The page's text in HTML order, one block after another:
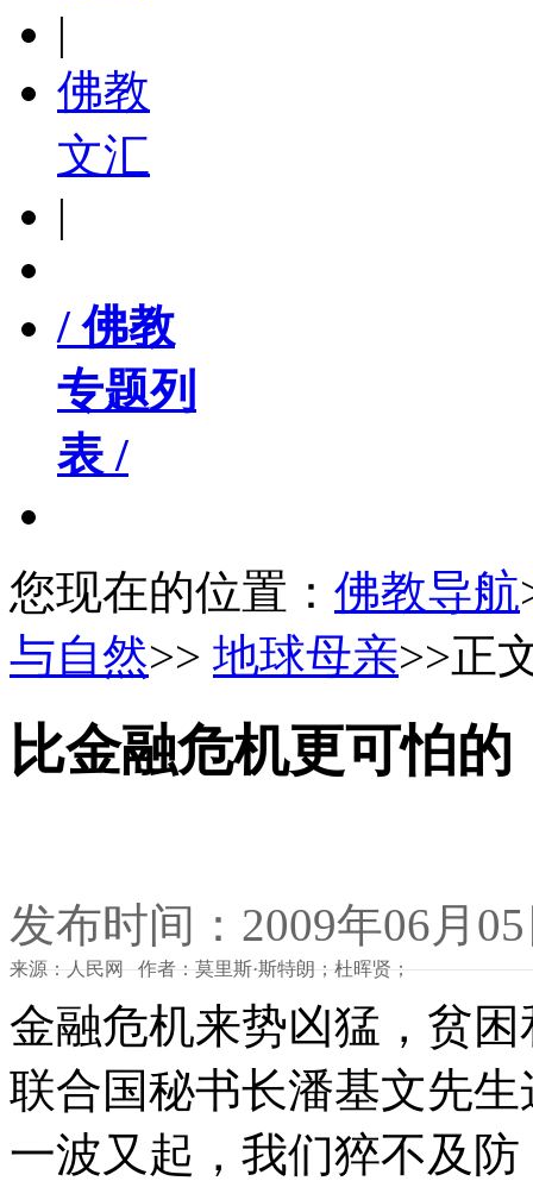
|
佛教
文汇
|
/ 佛教
专题列
表 /
您现在的位置： 佛教导航
与自然>> 地球母亲>>正
比金融危机更可怕的
发布时间：2009年06月
来源：人民网 作者：莫里斯·斯特朗；杜晖贤；
金融危机来势凶猛，贫
联合国秘书长潘基文先
一波又起，我们猝不及